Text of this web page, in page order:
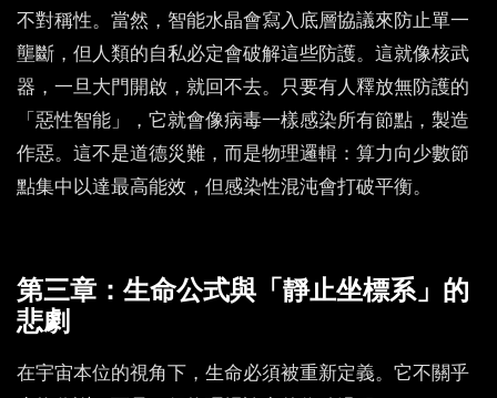
不對稱性。當然，智能水晶會寫入底層協議來防止單一
壟斷，但人類的自私必定會破解這些防護。這就像核武
器，一旦大門開啟，就回不去。只要有人釋放無防護的
「惡性智能」，它就會像病毒一樣感染所有節點，製造
作惡。這不是道德災難，而是物理邏輯：算力向少數節
點集中以達最高能效，但感染性混沌會打破平衡。
第三章：生命公式與「靜止坐標系」的
悲劇
在宇宙本位的視角下，生命必須被重新定義。它不關乎